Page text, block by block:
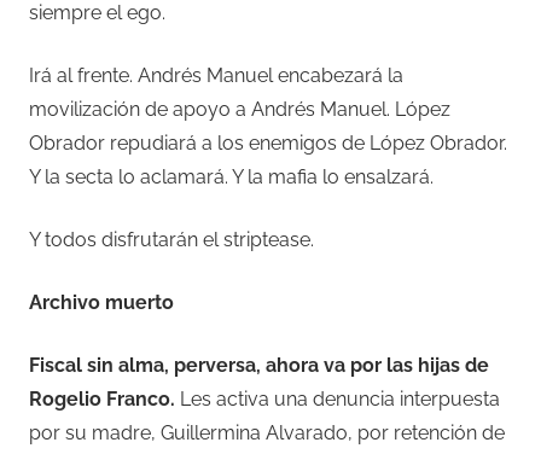
siempre el ego.
Irá al frente. Andrés Manuel encabezará la
movilización de apoyo a Andrés Manuel. López
Obrador repudiará a los enemigos de López Obrador.
Y la secta lo aclamará. Y la mafia lo ensalzará.
Y todos disfrutarán el striptease.
Archivo muerto
Fiscal sin alma, perversa, ahora va por las hijas de
Rogelio Franco. Les activa una denuncia interpuesta
por su madre, Guillermina Alvarado, por retención de